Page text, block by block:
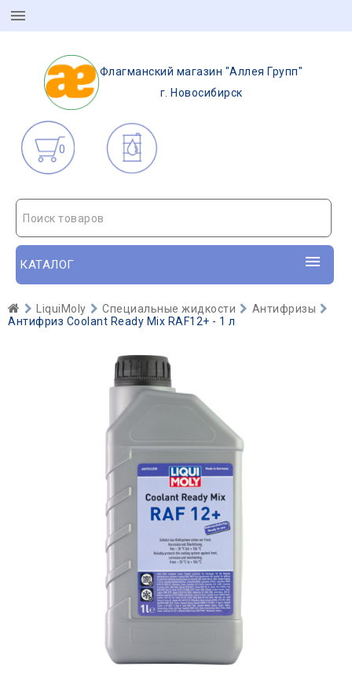
Флагманский магазин "Аллея Групп"
г. Новосибирск
0
Поиск товаров
КАТАЛОГ
LiquiMoly Специальные жидкости
Антифризы
Антифриз Coolant Ready Mix RAF12+ - 1 л